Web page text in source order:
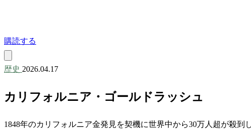
購読する
歴史 2026.04.17
カリフォルニア・ゴールドラッシュ
1848年のカリフォルニア金発見を契機に世界中から30万人超が殺